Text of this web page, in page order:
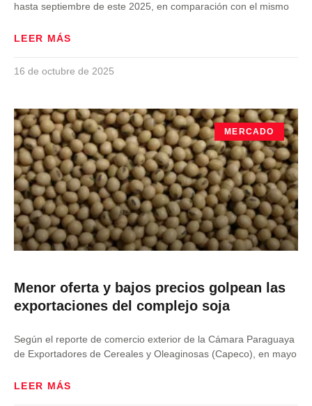
hasta septiembre de este 2025, en comparación con el mismo
LEER MÁS
16 de octubre de 2025
MERCADO
Menor oferta y bajos precios golpean las
exportaciones del complejo soja
Según el reporte de comercio exterior de la Cámara Paraguaya
de Exportadores de Cereales y Oleaginosas (Capeco), en mayo
LEER MÁS